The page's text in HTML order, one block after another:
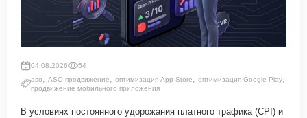
04.08.2026
54
aso, ASO продвижение, оптимизация App Store, оптимизация Google Play,
продвижение мобильного приложения
В условиях постоянного удорожания платного трафика (CPI) и